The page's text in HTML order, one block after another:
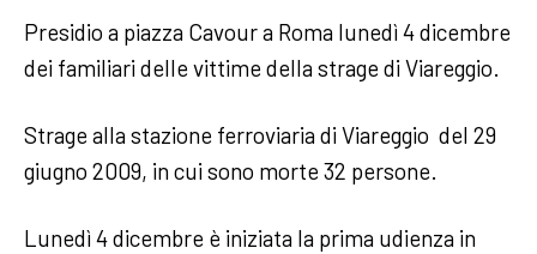
Presidio a piazza Cavour a Roma lunedì 4 dicembre
dei familiari delle vittime della strage di Viareggio.
Strage alla stazione ferroviaria di Viareggio del 29
giugno 2009, in cui sono morte 32 persone.
Lunedì 4 dicembre è iniziata la prima udienza in